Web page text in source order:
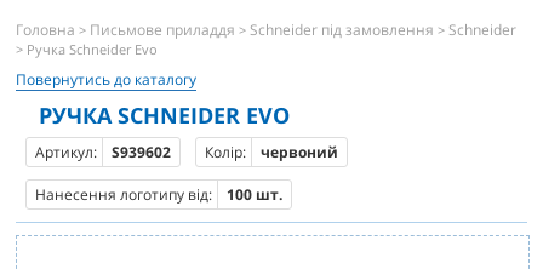
Головна > Письмове приладдя >Schneider під замовлення >Schneider
> Ручка Schneider Evo
Повернутись до каталогу
РУЧКА SCHNEIDER EVO
Артикул: S939602 Колір: червоний
Нанесення логотипу від: 100 шт.